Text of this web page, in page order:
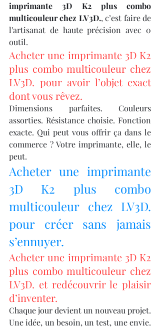
imprimante 3D K2 plus combo
multicouleur chez LV3D., c’est faire de
l’artisanat de haute précision avec 0
outil.
Acheter une imprimante 3D K2
plus combo multicouleur chez
LV3D. pour avoir l’objet exact
dont vous rêvez.
Dimensions parfaites. Couleurs
assorties. Résistance choisie. Fonction
exacte. Qui peut vous offrir ça dans le
commerce ? Votre imprimante, elle, le
peut.
Acheter une imprimante
3D K2 plus combo
multicouleur chez LV3D.
pour créer sans jamais
s’ennuyer.
Acheter une imprimante 3D K2
plus combo multicouleur chez
LV3D. et redécouvrir le plaisir
d’inventer.
Chaque jour devient un nouveau projet.
Une idée, un besoin, un test, une envie.